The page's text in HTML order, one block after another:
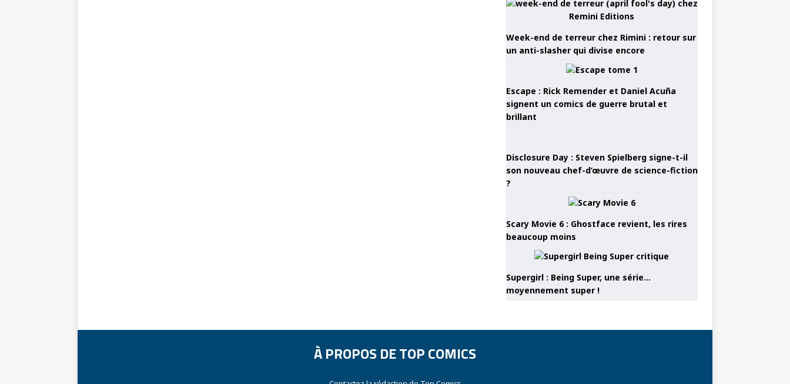
Week-end de terreur chez Rimini : retour sur
un anti-slasher qui divise encore
Escape : Rick Remender et Daniel Acuña
signent un comics de guerre brutal et
brillant
Disclosure Day : Steven Spielberg signe-t-il
son nouveau chef-d’œuvre de science-fiction
?
Scary Movie 6 : Ghostface revient, les rires
beaucoup moins
Supergirl : Being Super, une série…
moyennement super !
À PROPOS DE TOP COMICS